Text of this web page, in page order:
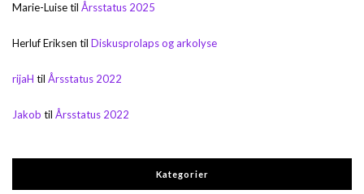
Marie-Luisetil Årsstatus 2025
Herluf Eriksen til Diskusprolaps og arkolyse
rijaH til Årsstatus 2022
Jakob til Årsstatus 2022
Kategorier